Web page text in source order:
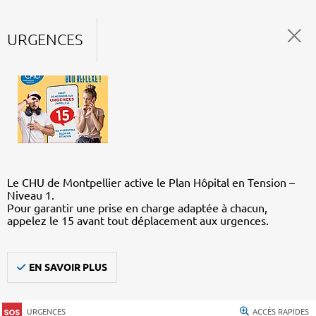
URGENCES
Le CHU de Montpellier active le Plan Hôpital en Tension –
Niveau 1.
Pour garantir une prise en charge adaptée à chacun,
appelez le 15 avant tout déplacement aux urgences.
EN SAVOIR PLUS
URGENCES ACCÈS RAPIDES